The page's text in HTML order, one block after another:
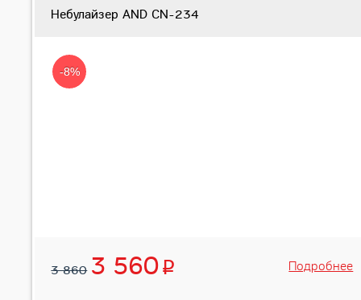
Небулайзер AND CN-234
-8%
3 860 3 560 Подробнее